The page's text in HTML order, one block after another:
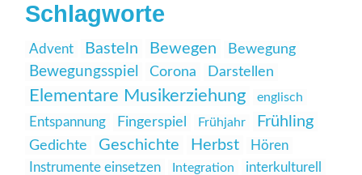
Schlagworte
Advent Basteln Bewegen Bewegung
Bewegungsspiel Corona Darstellen
Elementare Musikerziehung englisch
Entspannung Fingerspiel Frühjahr Frühling
Gedichte Geschichte Herbst
Hören
Instrumente einsetzen
Integration
interkulturell